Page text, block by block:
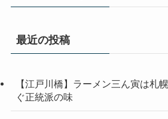
最近の投稿
【江戸川橋】ラーメン三ん寅は札
ぐ正統派の味